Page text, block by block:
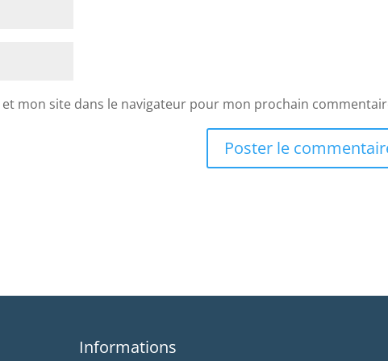
mon site dans le navigateur pour mon prochain
Informations